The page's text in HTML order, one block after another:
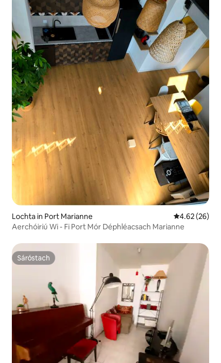
Lochta in Port Marianne Meánrátáil
4.62 (26)
Aerchóiriú Wi - Fi Port Mór Déphléacsach Marianne
Sáróstach
Sáróstach